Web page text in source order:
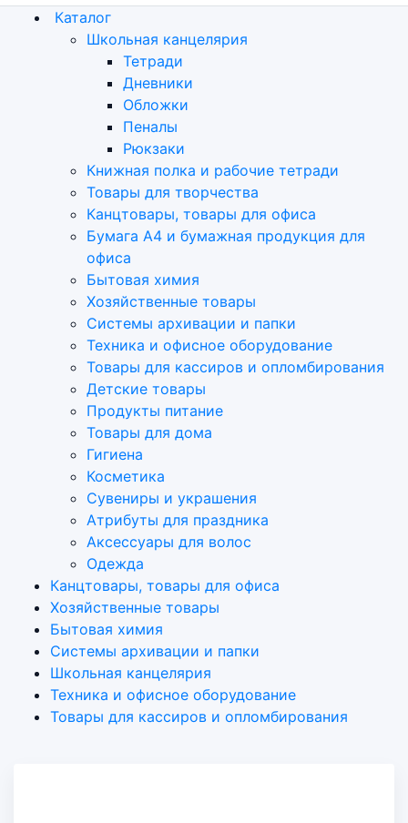
Каталог
Школьная канцелярия
Тетради
Дневники
Обложки
Пеналы
Рюкзаки
Книжная полка и рабочие тетради
Товары для творчества
Канцтовары, товары для офиса
Бумага А4 и бумажная продукция для
офиса
Бытовая химия
Хозяйственные товары
Системы архивации и папки
Техника и офисное оборудование
Товары для кассиров и опломбирования
Детские товары
Продукты питание
Товары для дома
Гигиена
Косметика
Сувениры и украшения
Атрибуты для праздника
Аксеcсуары для волос
Одежда
Канцтовары, товары для офиса
Хозяйственные товары
Бытовая химия
Системы архивации и папки
Школьная канцелярия
Техника и офисное оборудование
Товары для кассиров и опломбирования